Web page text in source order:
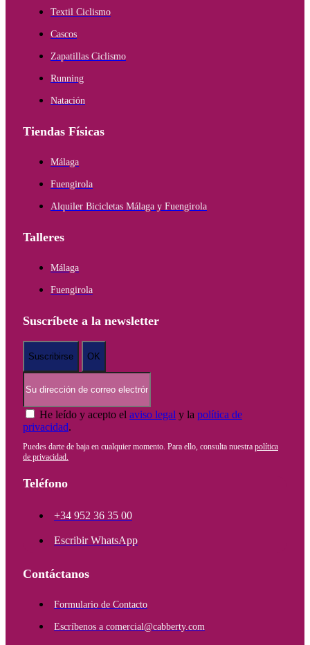
Textil Ciclismo
Cascos
Zapatillas Ciclismo
Running
Natación
Tiendas Físicas
Málaga
Fuengirola
Alquiler Bicicletas Málaga y Fuengirola
Talleres
Málaga
Fuengirola
Suscríbete a la newsletter
He leído y acepto el aviso legal y la política de
privacidad.
Puedes darte de baja en cualquier momento. Para ello, consulta nuestra política
de privacidad.
Teléfono
+34 952 36 35 00
Escribir WhatsApp
Contáctanos
Formulario de Contacto
Escríbenos a comercial@cabberty.com